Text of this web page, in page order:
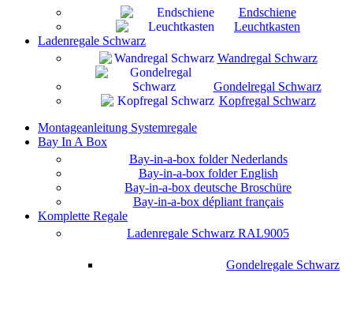
Endschiene
Leuchtkasten
Ladenregale Schwarz
Wandregal Schwarz
Gondelregal Schwarz
Kopfregal Schwarz
Montageanleitung Systemregale
Bay In A Box
Bay-in-a-box folder Nederlands
Bay-in-a-box folder English
Bay-in-a-box deutsche Broschüre
Bay-in-a-box dépliant français
Komplette Regale
Ladenregale Schwarz RAL9005
Gondelregale Schwarz